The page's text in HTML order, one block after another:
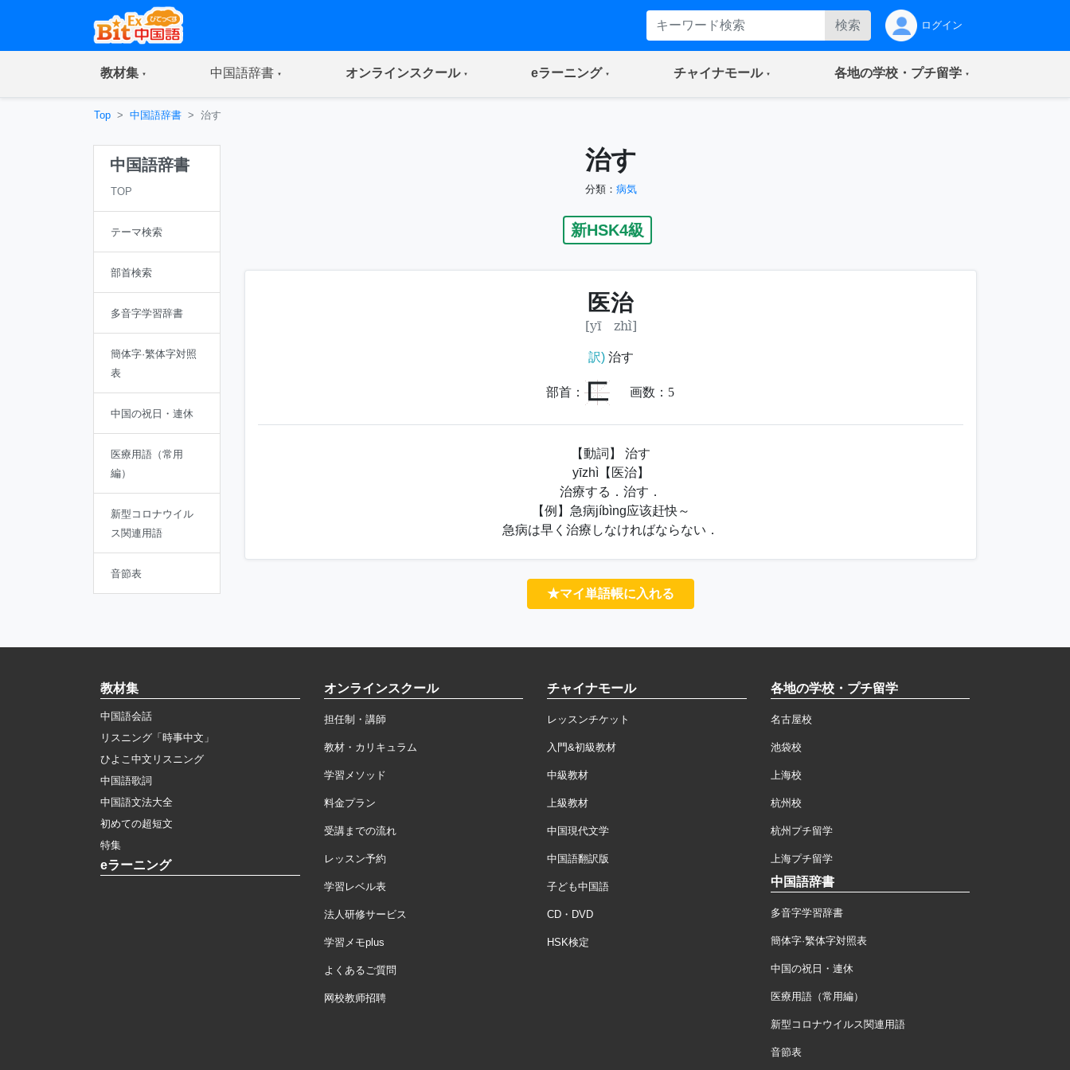
検索 ログイン
教材集(current) 中国語辞書(current) オンラインスクール(current) eラーニング(current) チャイナモール(current) 各地の学校・プチ留学(current)
Top 中国語辞書 治す
中国語辞書
TOP
テーマ検索
部首検索
多音字学習辞書
簡体字·繁体字対照
表
中国の祝日・連休
医療用語（常用
編）
新型コロナウイル
ス関連用語
音節表
治す
分類： 病気
新HSK4級
医治
[yī zhì]
訳)治す
部首： 匚 画数： 5
【動詞】 治す
yīzhì【医治】
治療する．治す．
【例】急病jíbìng应该赶快～
急病は早く治療しなければならない．
★マイ単語帳に入れる
教材集
中国語会話
リスニング「時事中文」
ひよこ中文リスニング
中国語歌詞
中国語文法大全
初めての超短文
特集
eラーニング
オンラインスクール
担任制・講師
教材・カリキュラム
学習メソッド
料金プラン
受講までの流れ
レッスン予約
学習レベル表
法人研修サービス
学習メモplus
よくあるご質問
网校教师招聘
チャイナモール
レッスンチケット
入門&初級教材
中級教材
上級教材
中国現代文学
中国語翻訳版
子ども中国語
CD・DVD
HSK検定
各地の学校・プチ留学
名古屋校
池袋校
上海校
杭州校
杭州プチ留学
上海プチ留学
中国語辞書
多音字学習辞書
簡体字·繁体字対照表
中国の祝日・連休
医療用語（常用編）
新型コロナウイルス関連用語
音節表